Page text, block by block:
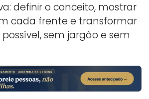
definir o conceito, mostrar
cada frente e transformar
possível, sem jargão e sem